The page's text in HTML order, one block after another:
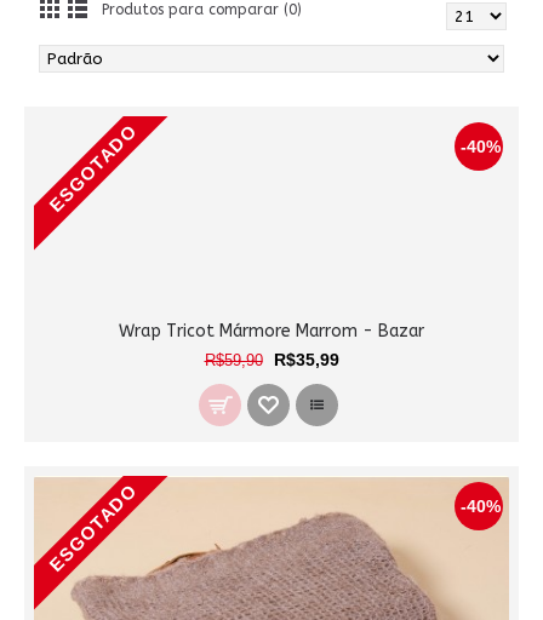
Produtos para comparar (0)
-40%
ESGOTADO
Wrap Tricot Mármore Marrom - Bazar
R$59,90 R$35,99
-40%
ESGOTADO